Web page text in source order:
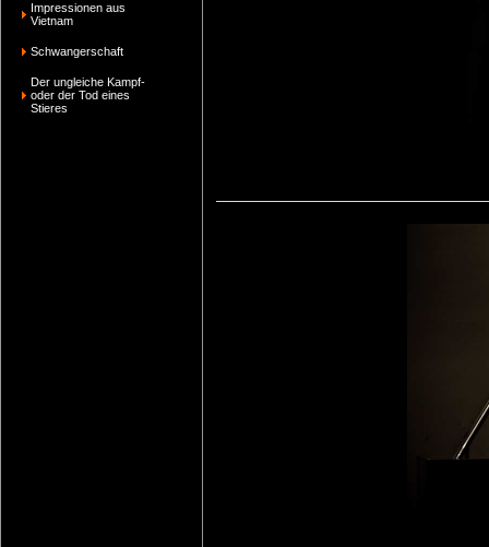
Impressionen aus
Vietnam
Schwangerschaft
Der ungleiche Kampf-
oder der Tod eines
Stieres